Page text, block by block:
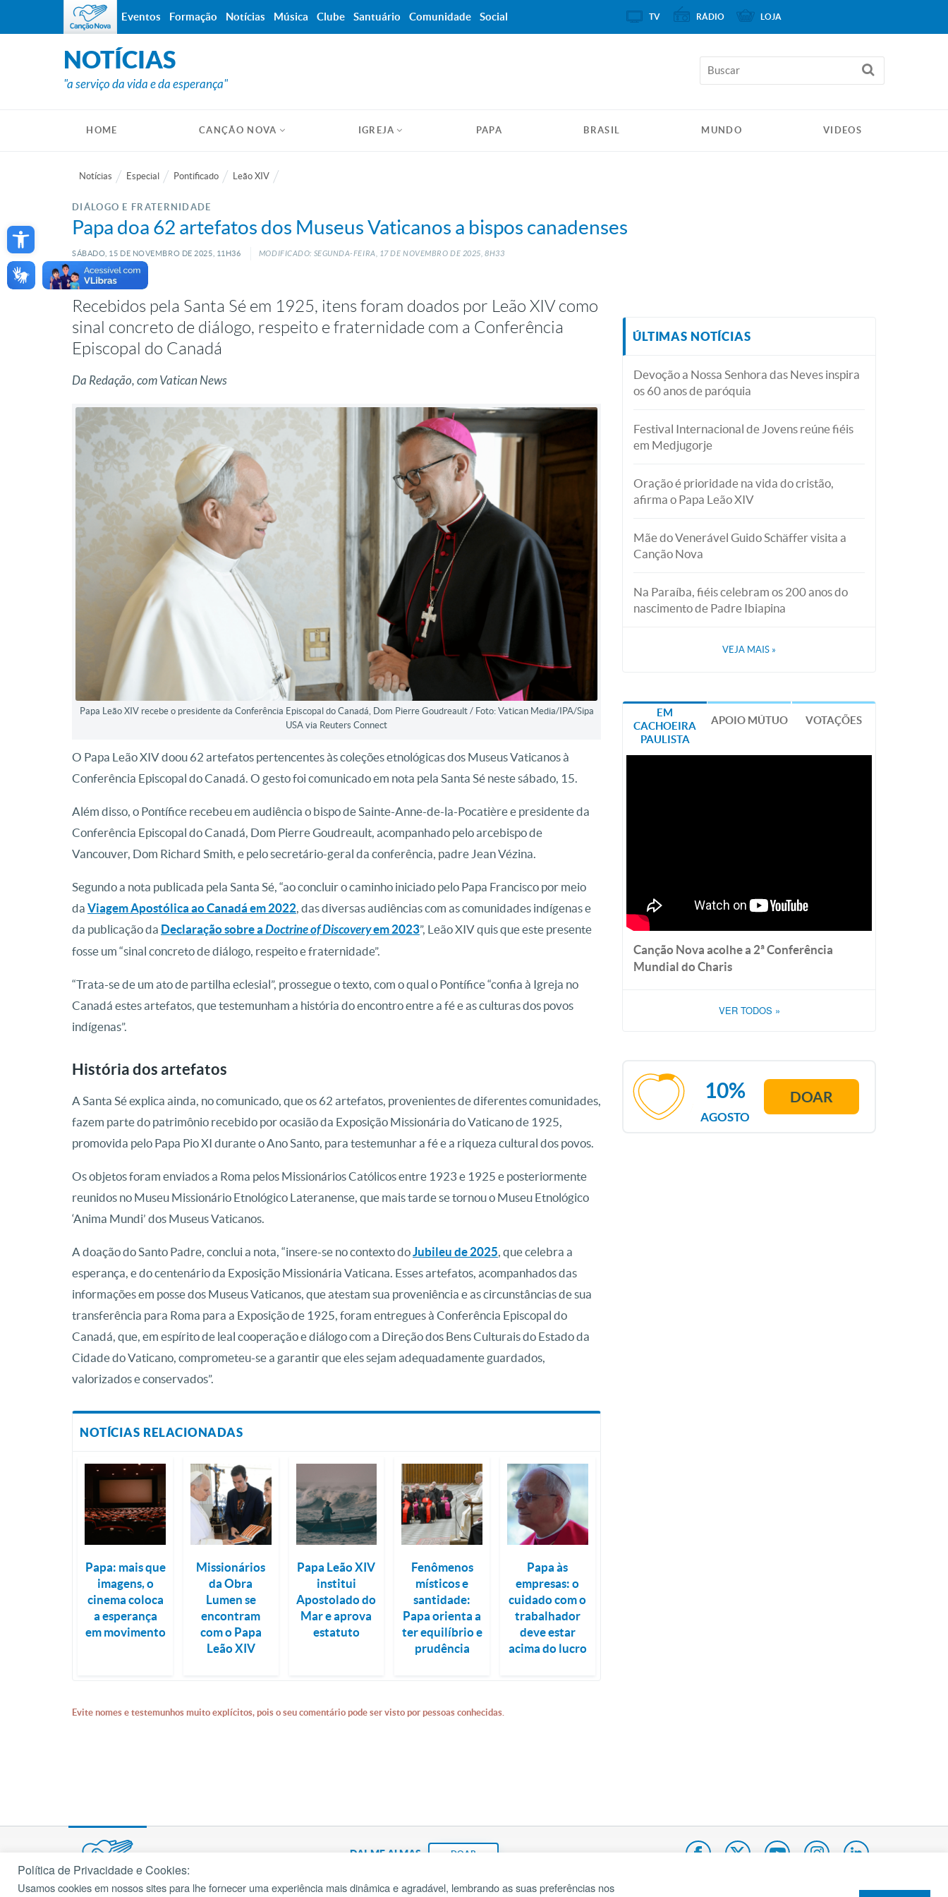
Open toolbar
NOTÍCIAS
"a serviço da vida e da esperança"
HOME CANÇÃO NOVA IGREJA PAPA BRASIL MUNDO VIDEOS
Notícias Especial Pontificado Leão XIV
DIÁLOGO E FRATERNIDADE
Papa doa 62 artefatos dos Museus Vaticanos a bispos canadenses
SÁBADO, 15 DE NOVEMBRO DE 2025, 11H36 MODIFICADO: SEGUNDA-FEIRA, 17DENOVEMBRO DE 2025, 8H33
Recebidos pela Santa Sé em 1925, itens foram doados por Leão XIV como
sinal concreto de diálogo, respeito e fraternidade com a Conferência
Episcopal do Canadá
Da Redação, com Vatican News
Papa Leão XIV recebe o presidente da Conferência Episcopal do Canadá, Dom Pierre Goudreault / Foto: Vatican Media/IPA/Sipa
USA via Reuters Connect
O Papa Leão XIV doou 62 artefatos pertencentes às coleções etnológicas dos Museus Vaticanos à
Conferência Episcopal do Canadá. O gesto foi comunicado em nota pela Santa Sé neste sábado, 15.
Além disso, o Pontífice recebeu em audiência o bispo de Sainte-Anne-de-la-Pocatière e presidente da
Conferência Episcopal do Canadá, Dom Pierre Goudreault, acompanhado pelo arcebispo de
Vancouver, Dom Richard Smith, e pelo secretário-geral da conferência, padre Jean Vézina.
Segundo a nota publicada pela Santa Sé, “ao concluir o caminho iniciado pelo Papa Francisco por meio
da Viagem Apostólica ao Canadá em 2022, das diversas audiências com as comunidades indígenas e
da publicação da Declaração sobre a Doctrine of Discoveryem 2023”, Leão XIV quis que este presente
fosse um “sinal concreto de diálogo, respeito e fraternidade”.
“Trata-se de um ato de partilha eclesial”, prossegue o texto, com o qual o Pontífice “confia à Igreja no
Canadá estes artefatos, que testemunham a história do encontro entre a fé e as culturas dos povos
indígenas”.
História dos artefatos
A Santa Sé explica ainda, no comunicado, que os 62 artefatos, provenientes de diferentes comunidades,
fazem parte do patrimônio recebido por ocasião da Exposição Missionária do Vaticano de 1925,
promovida pelo Papa Pio XI durante o Ano Santo, para testemunhar a fé e a riqueza cultural dos povos.
Os objetos foram enviados a Roma pelos Missionários Católicos entre 1923 e 1925 e posteriormente
reunidos no Museu Missionário Etnológico Lateranense, que mais tarde se tornou o Museu Etnológico
‘Anima Mundi’ dos Museus Vaticanos.
A doação do Santo Padre, conclui a nota, “insere-se no contexto doJubileu de 2025, que celebra a
esperança, e do centenário da Exposição Missionária Vaticana. Esses artefatos, acompanhados das
informações em posse dos Museus Vaticanos, que atestam sua proveniência e as circunstâncias de sua
transferência para Roma para a Exposição de 1925, foram entregues à Conferência Episcopal do
Canadá, que, em espírito de leal cooperação e diálogo com a Direção dos Bens Culturais do Estado da
Cidade do Vaticano, comprometeu-se a garantir que eles sejam adequadamente guardados,
valorizados e conservados”.
NOTÍCIAS RELACIONADAS
Papa: mais que
imagens, o
cinema coloca
a esperança
em movimento
Missionários
da Obra
Lumen se
encontram
com o Papa
Leão XIV
Papa Leão XIV
institui
Apostolado do
Mar e aprova
estatuto
Fenômenos
místicos e
santidade:
Papa orienta a
ter equilíbrio e
prudência
Papa às
empresas: o
cuidado com o
trabalhador
deve estar
acima do lucro
Evite nomes e testemunhos muito explícitos, pois o seu comentário pode ser visto por pessoas conhecidas.
ÚLTIMAS NOTÍCIAS
Devoção a Nossa Senhora das Neves inspira
os 60 anos de paróquia
Festival Internacional de Jovens reúne fiéis
em Medjugorje
Oração é prioridade na vida do cristão,
afirma o Papa Leão XIV
Mãe do Venerável Guido Schäffer visita a
Canção Nova
Na Paraíba, fiéis celebram os 200 anos do
nascimento de Padre Ibiapina
VEJA MAIS »
EM
CACHOEIRA
PAULISTA
APOIO MÚTUO VOTAÇÕES
Canção Nova acolhe a 2ª Conferência
Mundial do Charis
VER TODOS »
AGOSTO
10% DOAR
Eventos Formação Notícias Música Clube Santuário Comunidade Social TV RÁDIO LOJA
DAI-ME ALMAS DOAR
Política de Privacidade e Cookies:
Usamos cookies em nossos sites para lhe fornecer uma experiência mais dinâmica e agradável, lembrando as suas preferências nos